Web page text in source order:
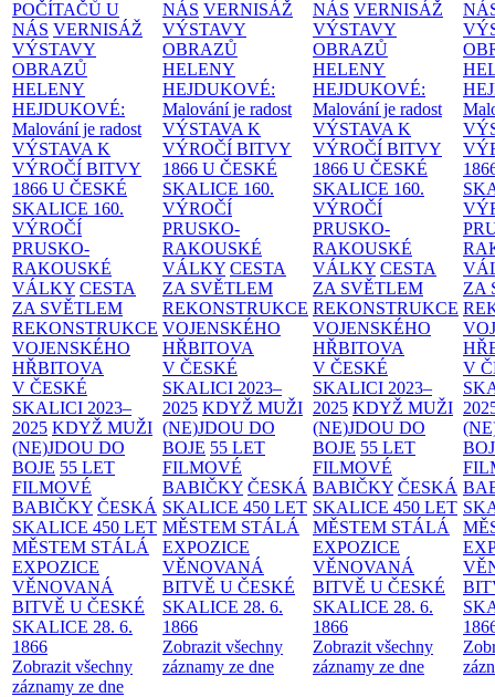
POČÍTAČŮ U
NÁS VERNISÁŽ
VÝSTAVY
OBRAZŮ
HELENY
HEJDUKOVÉ:
Malování je radost
VÝSTAVA K
VÝROČÍ BITVY
1866 U ČESKÉ
SKALICE 160.
VÝROČÍ
PRUSKO-
RAKOUSKÉ
VÁLKY CESTA
ZA SVĚTLEM
REKONSTRUKCE
VOJENSKÉHO
HŘBITOVA
V ČESKÉ
SKALICI 2023–
2025 KDYŽ MUŽI
(NE)JDOU DO
BOJE 55 LET
FILMOVÉ
BABIČKY ČESKÁ
SKALICE 450 LET
MĚSTEM STÁLÁ
EXPOZICE
VĚNOVANÁ
BITVĚ U ČESKÉ
SKALICE 28. 6.
1866
Zobrazit všechny
záznamy ze dne
NÁS VERNISÁŽ
VÝSTAVY
OBRAZŮ
HELENY
HEJDUKOVÉ:
Malování je radost
VÝSTAVA K
VÝROČÍ BITVY
1866 U ČESKÉ
SKALICE 160.
VÝROČÍ
PRUSKO-
RAKOUSKÉ
VÁLKY CESTA
ZA SVĚTLEM
REKONSTRUKCE
VOJENSKÉHO
HŘBITOVA
V ČESKÉ
SKALICI 2023–
2025 KDYŽ MUŽI
(NE)JDOU DO
BOJE 55 LET
FILMOVÉ
BABIČKY ČESKÁ
SKALICE 450 LET
MĚSTEM STÁLÁ
EXPOZICE
VĚNOVANÁ
BITVĚ U ČESKÉ
SKALICE 28. 6.
1866
Zobrazit všechny
záznamy ze dne
NÁS VERNISÁŽ
VÝSTAVY
OBRAZŮ
HELENY
HEJDUKOVÉ:
Malování je radost
VÝSTAVA K
VÝROČÍ BITVY
1866 U ČESKÉ
SKALICE 160.
VÝROČÍ
PRUSKO-
RAKOUSKÉ
VÁLKY CESTA
ZA SVĚTLEM
REKONSTRUKCE
VOJENSKÉHO
HŘBITOVA
V ČESKÉ
SKALICI 2023–
2025 KDYŽ MUŽI
(NE)JDOU DO
BOJE 55 LET
FILMOVÉ
BABIČKY ČESKÁ
SKALICE 450 LET
MĚSTEM STÁLÁ
EXPOZICE
VĚNOVANÁ
BITVĚ U ČESKÉ
SKALICE 28. 6.
1866
Zobrazit všechny
záznamy ze dne
ZA
V